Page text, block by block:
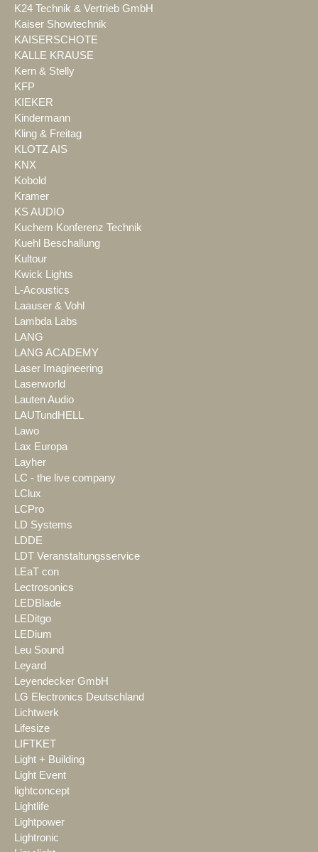
K24 Technik & Vertrieb GmbH
Kaiser Showtechnik
KAISERSCHOTE
KALLE KRAUSE
Kern & Stelly
KFP
KIEKER
Kindermann
Kling & Freitag
KLOTZ AIS
KNX
Kobold
Kramer
KS AUDIO
Kuchem Konferenz Technik
Kuehl Beschallung
Kultour
Kwick Lights
L-Acoustics
Laauser & Vohl
Lambda Labs
LANG
LANG ACADEMY
Laser Imagineering
Laserworld
Lauten Audio
LAUTundHELL
Lawo
Lax Europa
Layher
LC - the live company
LClux
LCPro
LD Systems
LDDE
LDT Veranstaltungsservice
LEaT con
Lectrosonics
LEDBlade
LEDitgo
LEDium
Leu Sound
Leyard
Leyendecker GmbH
LG Electronics Deutschland
Lichtwerk
Lifesize
LIFTKET
Light + Building
Light Event
lightconcept
Lightlife
Lightpower
Lightronic